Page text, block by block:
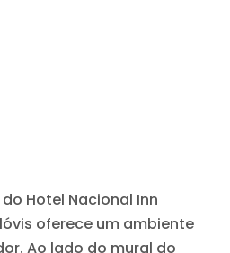
Hotel Nacional Inn
oferece um ambiente
Ao lado do mural do